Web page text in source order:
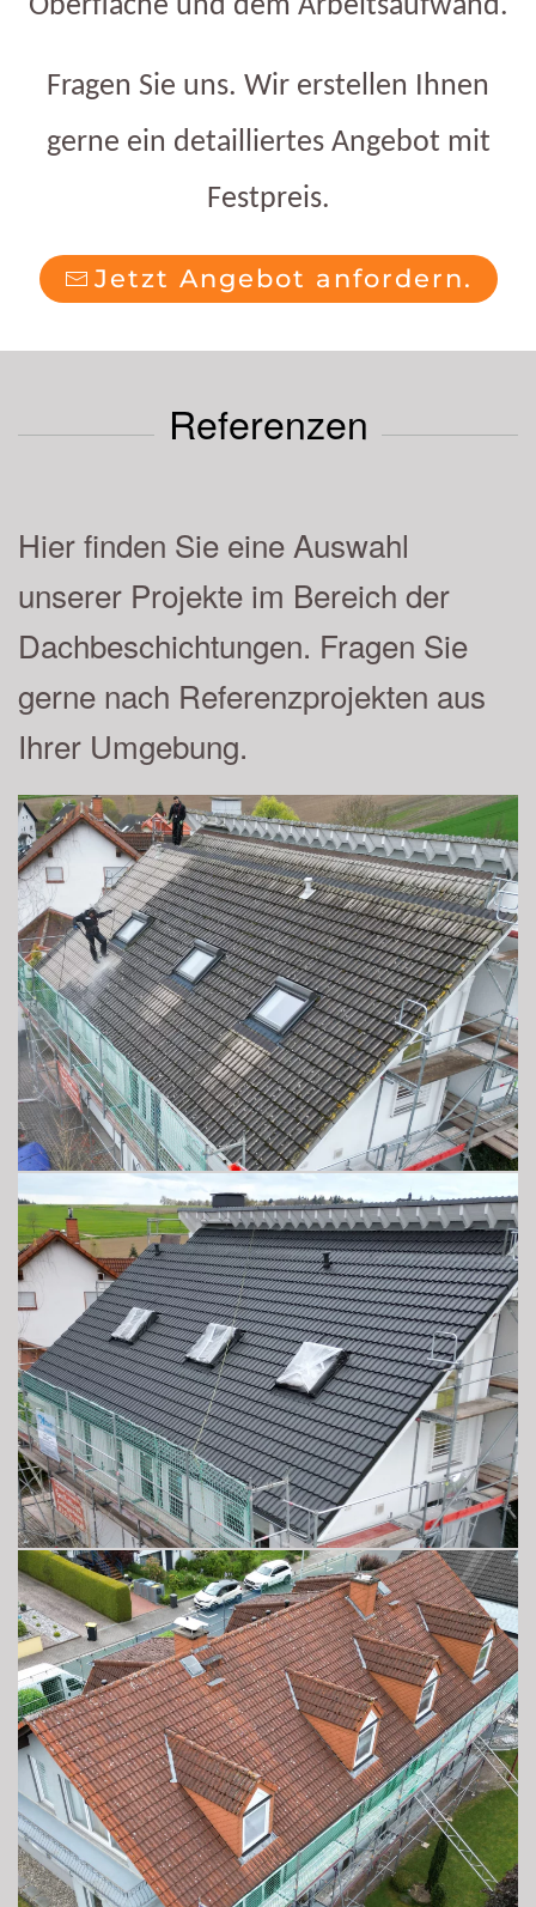
Oberfläche und dem Arbeitsaufwand.
Fragen Sie uns. Wir erstellen Ihnen
gerne ein detailliertes Angebot mit
Festpreis.
Jetzt Angebot anfordern.
Referenzen
Hier finden Sie eine Auswahl
unserer Projekte im Bereich der
Dachbeschichtungen. Fragen Sie
gerne nach Referenzprojekten aus
Ihrer Umgebung.